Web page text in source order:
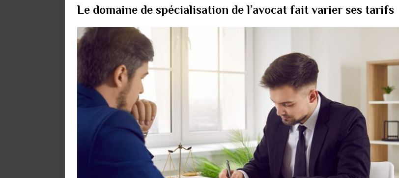
Le domaine de spécialisation de l’avocat fait varier ses tarifs